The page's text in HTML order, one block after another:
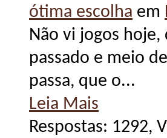
ótima escolha em
Não vi jogos
passado e meio
passa, que o...
Leia Mais
Respostas: 1292,